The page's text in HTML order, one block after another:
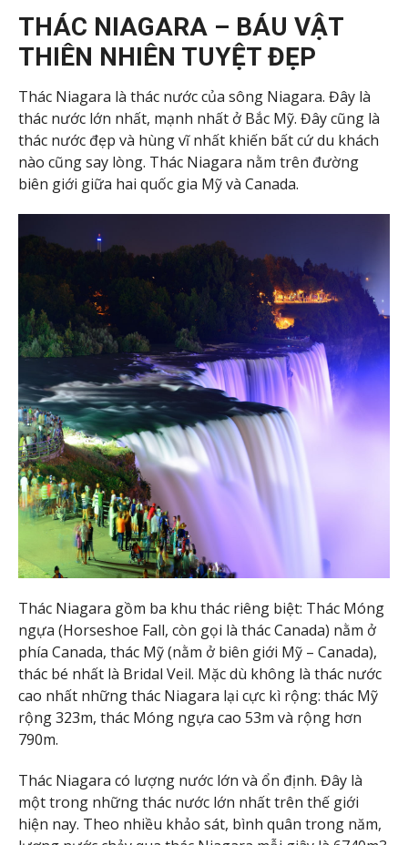
THÁC NIAGARA – BÁU VẬT
THIÊN NHIÊN TUYỆT ĐẸP
Thác Niagara là thác nước của sông Niagara. Đây là
thác nước lớn nhất, mạnh nhất ở Bắc Mỹ. Đây cũng là
thác nước đẹp và hùng vĩ nhất khiến bất cứ du khách
nào cũng say lòng. Thác Niagara nằm trên đường
biên giới giữa hai quốc gia Mỹ và Canada.
Thác Niagara gồm ba khu thác riêng biệt: Thác Móng
ngựa (Horseshoe Fall, còn gọi là thác Canada) nằm ở
phía Canada, thác Mỹ (nằm ở biên giới Mỹ – Canada),
thác bé nhất là Bridal Veil. Mặc dù không là thác nước
cao nhất những thác Niagara lại cực kì rộng: thác Mỹ
rộng 323m, thác Móng ngựa cao 53m và rộng hơn
790m.
Thác Niagara có lượng nước lớn và ổn định. Đây là
một trong những thác nước lớn nhất trên thế giới
hiện nay. Theo nhiều khảo sát, bình quân trong năm,